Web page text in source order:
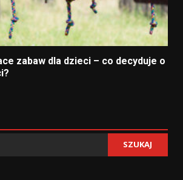
zabaw dla dzieci – co decyduje o
SZUKAJ